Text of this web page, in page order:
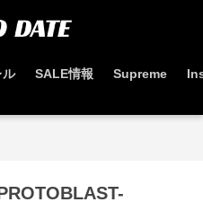
ル SALE情報 Supreme